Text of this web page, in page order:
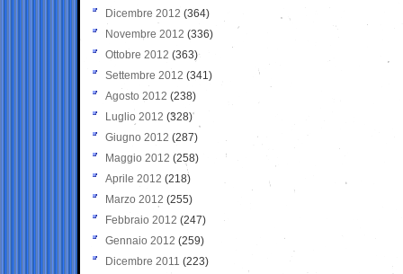
Dicembre 2012 (364)
Novembre 2012 (336)
Ottobre 2012 (363)
Settembre 2012 (341)
Agosto 2012 (238)
Luglio 2012 (328)
Giugno 2012 (287)
Maggio 2012 (258)
Aprile 2012 (218)
Marzo 2012 (255)
Febbraio 2012 (247)
Gennaio 2012 (259)
Dicembre 2011 (223)